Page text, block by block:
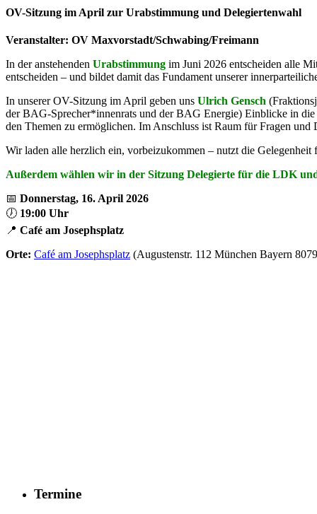
OV-Sitzung im April zur Urabstimmung und Delegiertenwahl
Veranstalter: OV Maxvorstadt/Schwabing/Freimann
In der anstehenden Urabstimmung im Juni 2026 entscheiden alle
entscheiden – und bildet damit das Fundament unserer
In unserer OV-Sitzung im April geben uns Ulrich Gensch
der BAG-Sprecher*innenrats und der BAG Energie) Einblicke in die
den Themen zu ermöglichen. Im Anschluss ist Raum für Fragen und
Wir laden alle herzlich ein, vorbeizukommen – nutzt die
Außerdem wählen wir in der Sitzung Delegierte für die LDK
📅 Donnerstag, 16. April 2026
🕖 19:00 Uhr
📍 Café am Josephsplatz
Orte: Café am Josephsplatz (Augustenstr. 112 München Bayern
Termine